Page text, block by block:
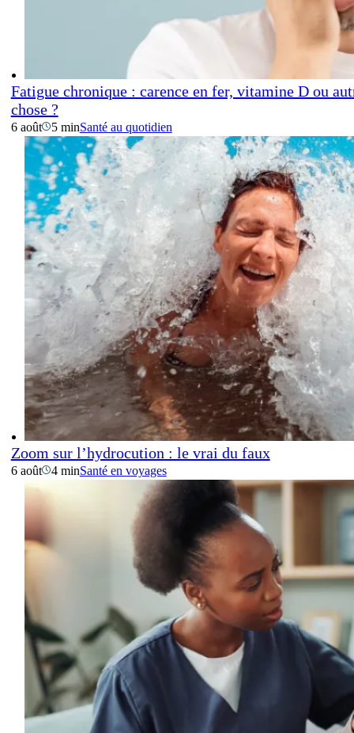
Fatigue chronique : carence en fer, vitamine D ou
chose ?
6 août 5 minSanté au quotidien
Zoom sur l’hydrocution : le vrai du faux
6 août 4 minSanté en voyages